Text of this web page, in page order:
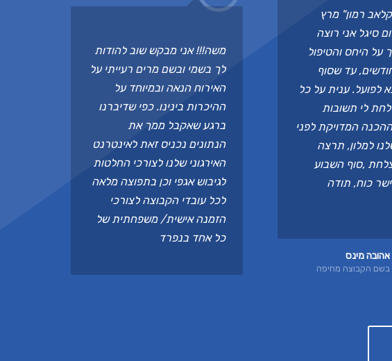
משה!!! אני מבקש שוב להודות
לך בשמי ובשם מרים רעייתי על
האירוח הנאה ובמיוחד על
ההיכרות בינינו. כפי שדיברנו
ברגע שאקבל ממך את
הנתונים נכניס זאת לאינטרנט
האירגוני שלנו לצורכי החלטות
לגיבוש אגפי וכן בתפוצה מלאה
לכל עובדי הקבוצה לצורכי
הזמנה אישית/ משפחתית של
כל אחד בנפרד
רמון" מרץ
שלום סיגל אני רוצה
על היחס והטיפול
עד שסוף
לפועל. ענית על כל
לי תשובות
המדויקת לפני
למלון, תרצה
,סוף השבוע
כוח, תודה
אהובה מינס
בשם הקבוצה מחיפה